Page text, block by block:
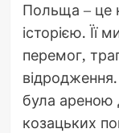
Польща – це
історією. Її
перемог,
була ареною
козацьких